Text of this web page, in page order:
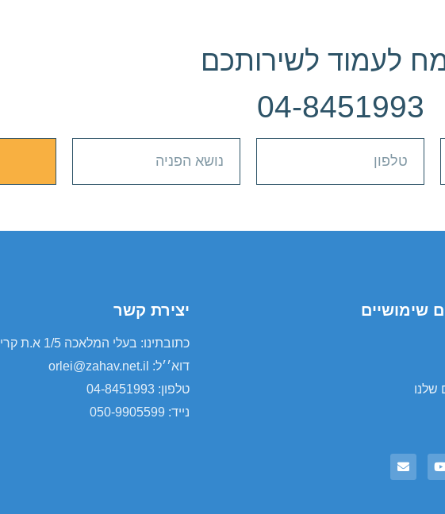
לעמוד לשירותכם
04-8451993
שימושיים
שלנו
יצירת קשר
כתובתינו: בעלי המלאכה 1/5 א.ת קרית ביאליק
דוא׳׳ל: orlei@zahav.net.il
טלפון: 04-8451993
נייד: 050-9905599